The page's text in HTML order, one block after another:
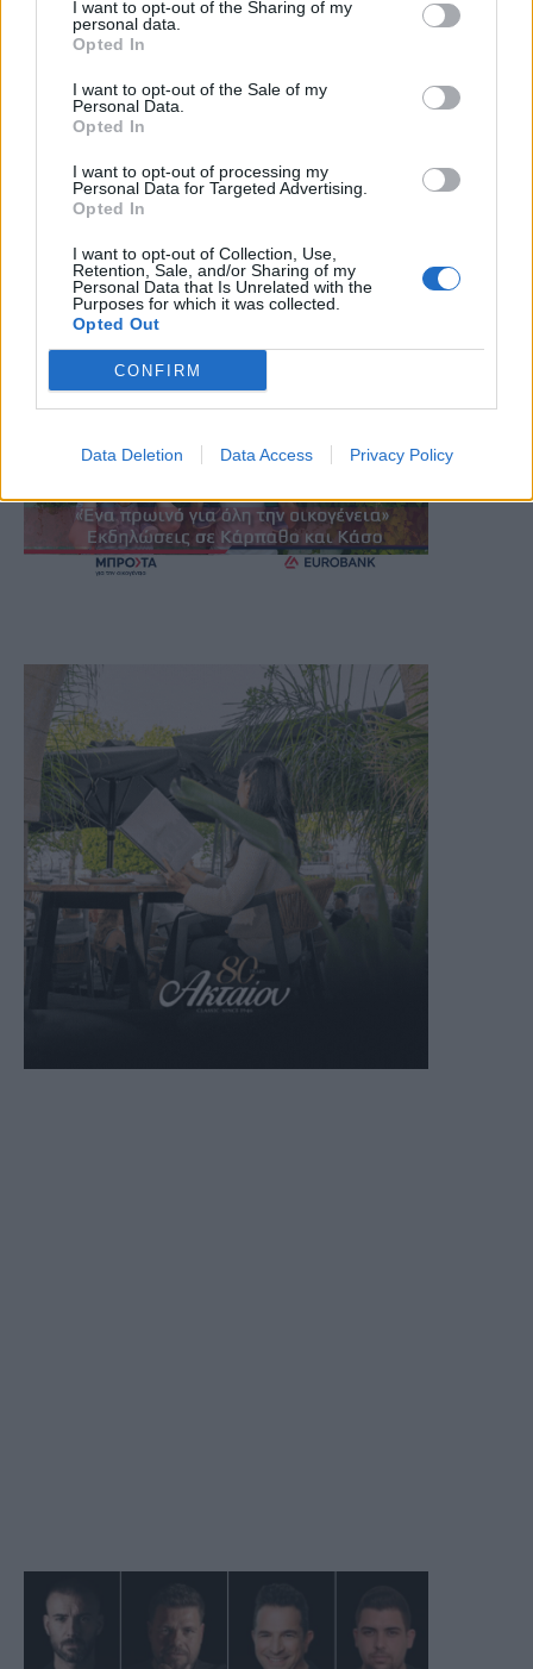
I want to opt-out of the Sharing of my
personal data.
Opted In
I want to opt-out of the Sale of my
Personal Data.
Opted In
I want to opt-out of processing my
Personal Data for Targeted Advertising.
Opted In
I want to opt-out of Collection, Use,
Retention, Sale, and/or Sharing of my
Personal Data that Is Unrelated with the
Purposes for which it was collected.
Opted Out
CONFIRM
Data Deletion Data Access Privacy Policy